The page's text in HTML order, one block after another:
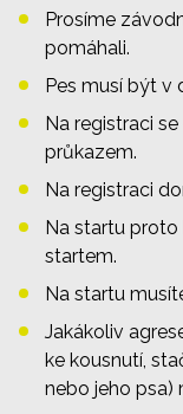
Prosíme
pomáhali.
Pes musí být v
Na registraci
průkazem.
Na registraci
Na startu
startem.
Na startu
Jakákoliv
ke kousnutí,
nebo jeho psa)